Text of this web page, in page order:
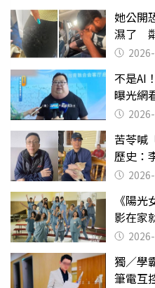
她公開
濕了
不是AI
曝光網
苦苓喊
歷史：
《陽
影在家
獨／學
筆電互